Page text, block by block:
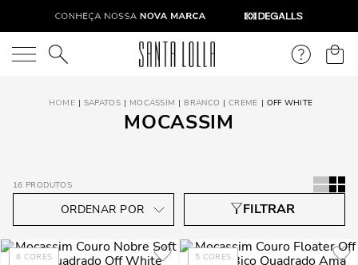
O que você está procurando?
SAPATOS MOCASSIM BRANCO CREME OFF WHITE
MOCASSIM
16 PRODUTOS
6 CORES 5 CORES